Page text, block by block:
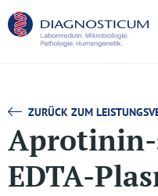
ZURÜCK ZUM
EDTA-